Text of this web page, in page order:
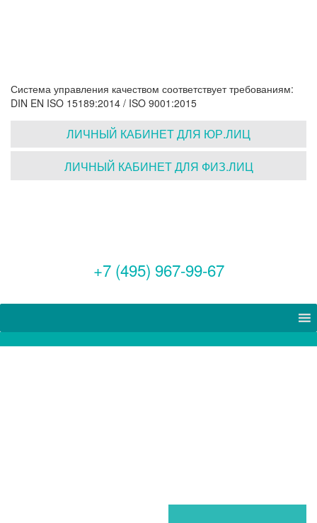
Система управления качеством соответствует требованиям:
DIN EN ISO 15189:2014 / ISO 9001:2015
ЛИЧНЫЙ КАБИНЕТ ДЛЯ ЮР.ЛИЦ
ЛИЧНЫЙ КАБИНЕТ ДЛЯ ФИЗ.ЛИЦ
+7 (495) 967-99-67